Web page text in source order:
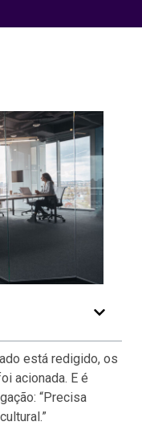
está redigido, os
acionada. E é
“Precisa